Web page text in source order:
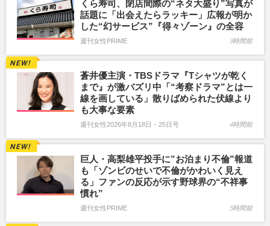
くら寿司、閉店間際の“ネタ大盛り”写真が
話題に「出会えたらラッキー」広報が明か
した“幻サービス”『得々ゾーン』の全容
週刊女性PRIME 3時間前
蒼井優主演・TBSドラマ『Tシャツが乾く
まで』が激バズリ中「“考察ドラマ”とは一
線を画している」散りばめられた伏線より
も大事な要素
週刊女性2026年8月18日・25日号 4時間前
巨人・高梨雄平投手に”お泊まり不倫”報道
も「ゾンビのせいで不倫がかわいく見え
る」ファンの反応が示す野球界の“不祥事
慣れ”
週刊女性PRIME 5時間前